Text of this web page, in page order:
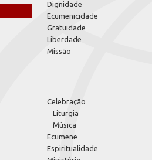
Dignidade
Ecumenicidade
Gratuidade
Liberdade
Missão
Celebração
Liturgia
Música
Ecumene
Espiritualidade